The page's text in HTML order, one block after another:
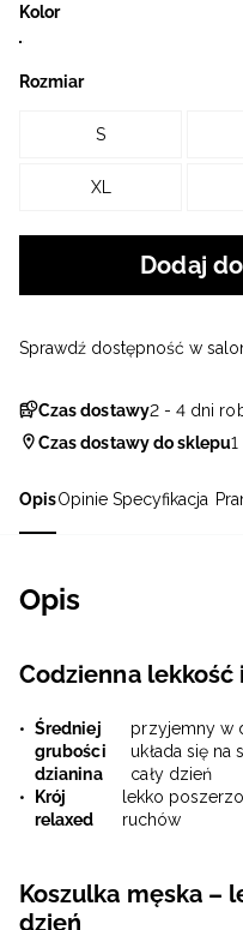
OpisOpinie Specyfikacja
Opis
Codzienna lekkość
Średniej
grubości
dzianina
przyjemny w
układa się
cały dzień
Krój
relaxed
lekko
ruchów
Koszulka męska –
dzień
Kolor
Rozmiar
S
XL
Dodaj
Czas dostawy2 - 4 dni
Czas dostawy do sklepu
Sprawdź dostępność w